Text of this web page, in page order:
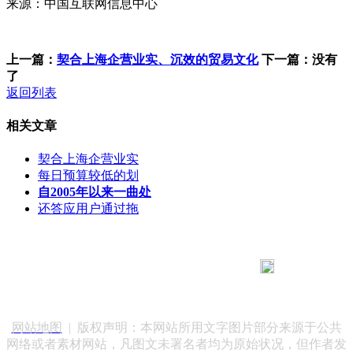
来源：中国互联网信息中心
上一篇： 契合上海企营业实、沉效的贸易文化 下一篇：没有
了
返回列表
相关文章
契合上海企营业实
每日预算较低的划
自2005年以来一曲处
还答应用户通过拖
网站地图
| 版权声明：本网站所用文字图片部分来源于公共
网络或者素材网站，凡图文未署名者均为原始状况，但作者发